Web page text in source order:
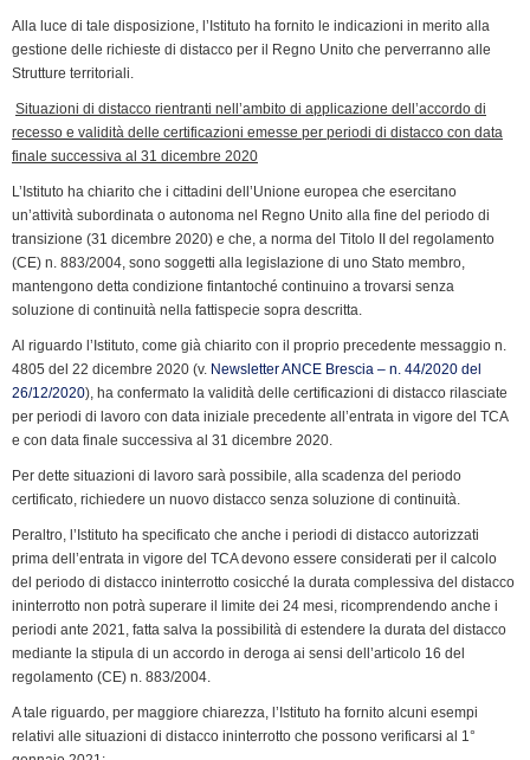
Alla luce di tale disposizione, l’Istituto ha fornito le indicazioni in merito alla
gestione delle richieste di distacco per il Regno Unito che perverranno alle
Strutture territoriali.
Situazioni di distacco rientranti nell’ambito di applicazione dell’accordo di
recesso e validità delle certificazioni emesse per periodi di distacco con data
finale successiva al 31 dicembre 2020
L’Istituto ha chiarito che i cittadini dell’Unione europea che esercitano
un’attività subordinata o autonoma nel Regno Unito alla fine del periodo di
transizione (31 dicembre 2020) e che, a norma del Titolo II del regolamento
(CE) n. 883/2004, sono soggetti alla legislazione di uno Stato membro,
mantengono detta condizione fintantoché continuino a trovarsi senza
soluzione di continuità nella fattispecie sopra descritta.
Al riguardo l’Istituto, come già chiarito con il proprio precedente messaggio n.
4805 del 22 dicembre 2020 (v. Newsletter ANCE Brescia – n. 44/2020 del
26/12/2020), ha confermato la validità delle certificazioni di distacco rilasciate
per periodi di lavoro con data iniziale precedente all’entrata in vigore del TCA
e con data finale successiva al 31 dicembre 2020.
Per dette situazioni di lavoro sarà possibile, alla scadenza del periodo
certificato, richiedere un nuovo distacco senza soluzione di continuità.
Peraltro, l’Istituto ha specificato che anche i periodi di distacco autorizzati
prima dell’entrata in vigore del TCA devono essere considerati per il calcolo
del periodo di distacco ininterrotto cosicché la durata complessiva del distacco
ininterrotto non potrà superare il limite dei 24 mesi, ricomprendendo anche i
periodi ante 2021, fatta salva la possibilità di estendere la durata del distacco
mediante la stipula di un accordo in deroga ai sensi dell’articolo 16 del
regolamento (CE) n. 883/2004.
A tale riguardo, per maggiore chiarezza, l’Istituto ha fornito alcuni esempi
relativi alle situazioni di distacco ininterrotto che possono verificarsi al 1°